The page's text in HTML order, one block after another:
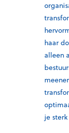
haar
alleen
je